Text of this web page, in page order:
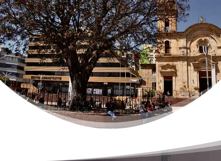
contenido del documento es cierto. La
diligencia concluye con las firmas de los
declarantes y del notario. De la veracidad
de lo declarado...